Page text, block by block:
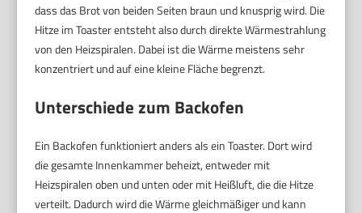
dass das Brot von beiden Seiten braun und knusprig wird. Die
Hitze im Toaster entsteht also durch direkte Wärmestrahlung
von den Heizspiralen. Dabei ist die Wärme meistens sehr
konzentriert und auf eine kleine Fläche begrenzt.
Unterschiede zum Backofen
Ein Backofen funktioniert anders als ein Toaster. Dort wird
die gesamte Innenkammer beheizt, entweder mit
Heizspiralen oben und unten oder mit Heißluft, die die Hitze
verteilt. Dadurch wird die Wärme gleichmäßiger und kann